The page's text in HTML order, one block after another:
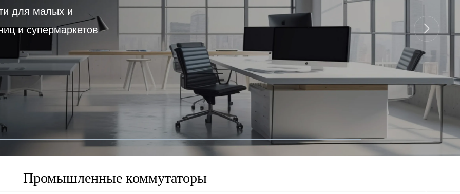
для малых и
и супермаркетов
Промышленные коммутаторы